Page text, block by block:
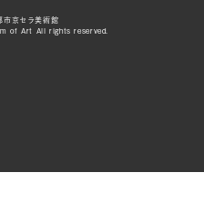
京セラ美術館
of Art All rights reserved.